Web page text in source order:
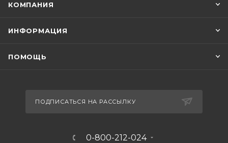
КОМПАНИЯ
ИНФОРМАЦИЯ
ПОМОЩЬ
ПОДПИСАТЬСЯ НА РАССЫЛКУ
0-800-212-024